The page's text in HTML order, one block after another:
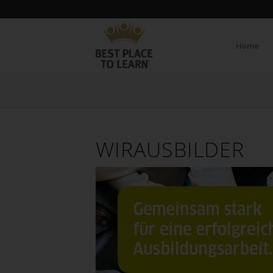
Home
WIRAUSBILDER